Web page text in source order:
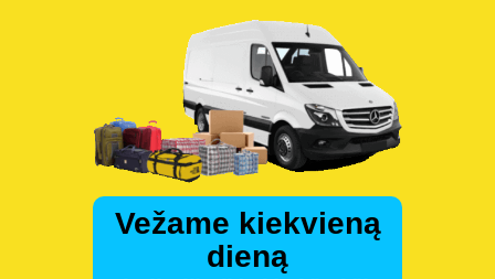
Vežame kiekvieną
dieną